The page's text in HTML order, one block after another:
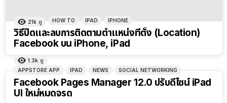
21k ดู HOW TO IPAD IPHONE
วิธีปิดและลบการติดตามตำแหน่งที่ตั้ง (Location)
Facebook บน iPhone, iPad
1.3k ดู
APPSTORE APP
IPAD NEWS SOCIAL NETWORKING
Facebook Pages Manager 12.0 ปรับดีไซน์ iPad
UI ใหม่หมดจรด